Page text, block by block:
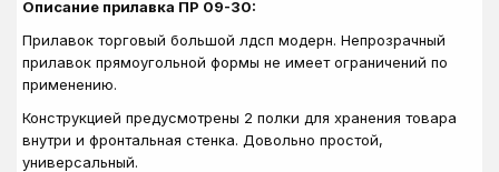
Описание прилавка ПР 09-30:
Прилавок торговый большой лдсп модерн. Непрозрачный
прилавок прямоугольной формы не имеет ограничений по
применению.
Конструкцией предусмотрены 2 полки для хранения товара
внутри и фронтальная стенка. Довольно простой,
универсальный.